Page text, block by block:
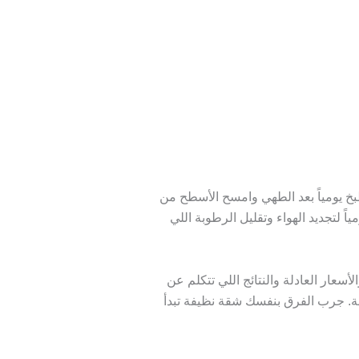
يومياً بعد الطهي وامسح الأسطح من
الهواء وتقليل الرطوبة اللي
العادلة والنتائج اللي تتكلم عن
جرب الفرق بنفسك شقة نظيفة تبدأ